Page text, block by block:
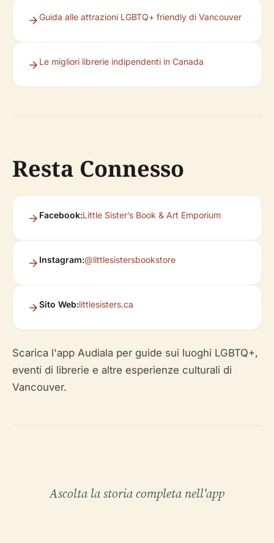
Guida alle attrazioni LGBTQ+ friendly di Vancouver
Le migliori librerie indipendenti in Canada
Resta Connesso
Facebook:Little Sister’s Book & Art Emporium
Instagram:@littlesistersbookstore
Sito Web:littlesisters.ca
Scarica l'app Audiala per guide sui luoghi LGBTQ+,
eventi di librerie e altre esperienze culturali di
Vancouver.
Ascolta la storia completa nell'app